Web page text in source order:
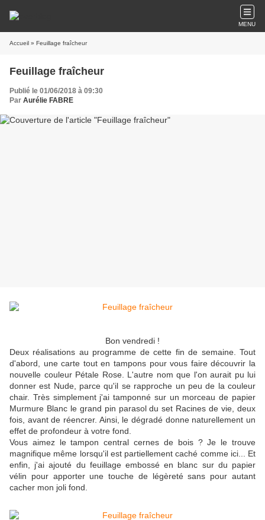
MENU
Accueil » Feuillage fraîcheur
Feuillage fraîcheur
Publié le 01/06/2018 à 09:30
Par Aurélie FABRE
Bon vendredi !
Deux réalisations au programme de cette fin de semaine. Tout
d'abord, une carte tout en tampons pour vous faire découvrir la
nouvelle couleur Pétale Rose. L'autre nom que l'on aurait pu lui
donner est Nude, parce qu'il se rapproche un peu de la couleur
chair. Très simplement j'ai tamponné sur un morceau de papier
Murmure Blanc le grand pin parasol du set Racines de vie, deux
fois, avant de réencrer. Ainsi, le dégradé donne naturellement un
effet de profondeur à votre fond.
Vous aimez le tampon central cernes de bois ? Je le trouve
magnifique même lorsqu'il est partiellement caché comme ici... Et
enfin, j'ai ajouté du feuillage embossé en blanc sur du papier
vélin pour apporter une touche de légèreté sans pour autant
cacher mon joli fond.